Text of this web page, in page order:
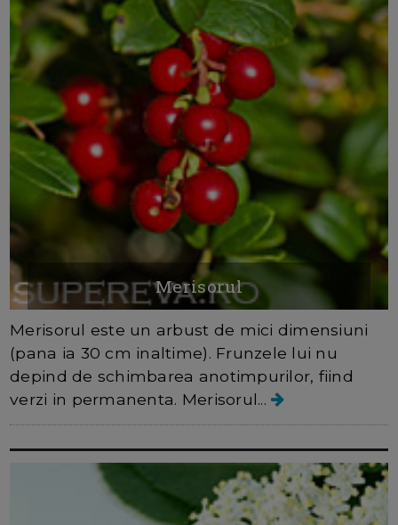
Merisorul
Merisorul este un arbust de mici dimensiuni
(pana ia 30 cm inaltime). Frunzele lui nu
depind de schimbarea anotimpurilor, fiind
verzi in permanenta. Merisorul...